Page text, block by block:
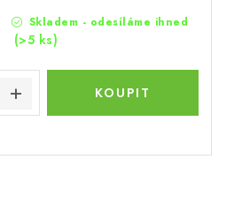
Skladem - odesíláme ihned
(>5 ks)